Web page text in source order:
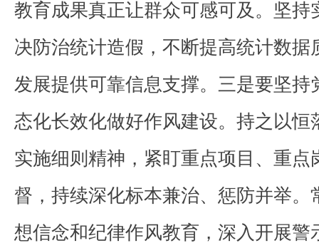
教育成果真正让群众可感可及。坚
决防治统计造假，不断提高统计数
发展提供可靠信息支撑。三是要坚
态化长效化做好作风建设。持之以
实施细则精神，紧盯重点项目、重
督，持续深化标本兼治、惩防并举
想信念和纪律作风教育，深入开展